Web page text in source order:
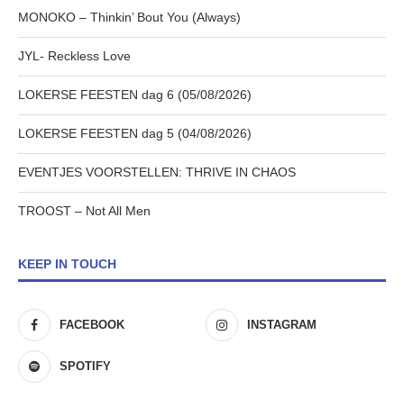
MONOKO – Thinkin’ Bout You (Always)
JYL- Reckless Love
LOKERSE FEESTEN dag 6 (05/08/2026)
LOKERSE FEESTEN dag 5 (04/08/2026)
EVENTJES VOORSTELLEN: THRIVE IN CHAOS
TROOST – Not All Men
KEEP IN TOUCH
FACEBOOK INSTAGRAM
SPOTIFY